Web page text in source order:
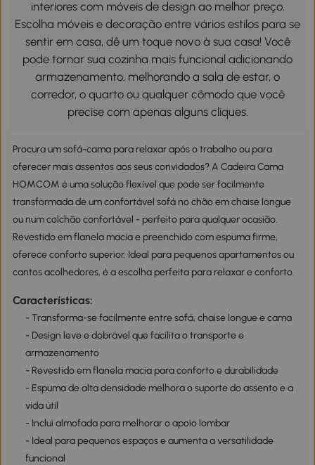
interiores com móveis de design ao melhor preço.
Escolha móveis e decoração entre vários estilos para se
sentir em casa, dê um toque novo à sua casa! Você
pode tornar sua cozinha mais funcional adicionando
armazenamento, melhorando a sala de estar, o
corredor, o quarto ou qualquer cômodo que você
precise com apenas alguns cliques.
Procura um sofá-cama para relaxar após o trabalho ou para
oferecer mais assentos aos seus convidados? A Cadeira Cama
HOMCOM é uma solução flexível que pode ser facilmente
transformada de um confortável sofá no chão em chaise longue
ou num colchão confortável - perfeito para qualquer ocasião.
Revestido em flanela macia e preenchido com espuma firme,
oferece conforto superior. Ideal para pequenos apartamentos ou
cantos acolhedores, é a escolha perfeita para relaxar e conforto.
Características:
- Transforma-se facilmente entre sofá, chaise longue e cama
- Design leve e dobrável que facilita o transporte e
armazenamento
- Revestido em flanela macia para conforto e durabilidade
- Espuma de alta densidade melhora o suporte do assento e a
vida útil
- Inclui almofada para melhorar o apoio lombar
- Ideal para pequenos espaços e aumenta a versatilidade
funcional